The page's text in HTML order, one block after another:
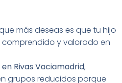
más deseas es que tu hijo
y valorado en
Rivas Vaciamadrid,
grupos reducidos porque